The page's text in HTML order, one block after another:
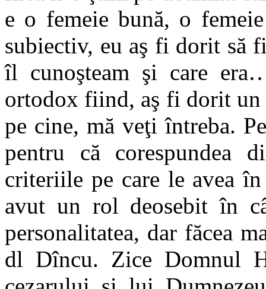
e o femeie bună, o
subiectiv, eu aş fi dorit să
îl cunoşteam şi care
ortodox fiind, aş fi dorit
pe cine, mă veţi întreba.
pentru că corespundea
criteriile pe care le avea
avut un rol deosebit în
personalitatea, dar făcea
dl Dîncu. Zice Domnul